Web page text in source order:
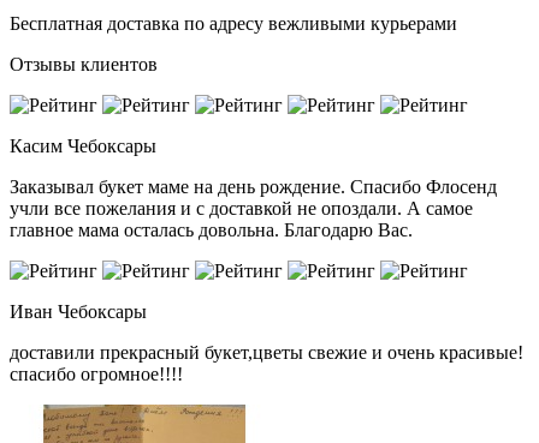
Бесплатная доставка по адресу вежливыми курьерами
Отзывы клиентов
Касим Чебоксары
Заказывал букет маме на день рождение. Спасибо Флосенд
учли все пожелания и с доставкой не опоздали. А самое
главное мама осталась довольна. Благодарю Вас.
Иван Чебоксары
доставили прекрасный букет,цветы свежие и очень красивые!
спасибо огромное!!!!